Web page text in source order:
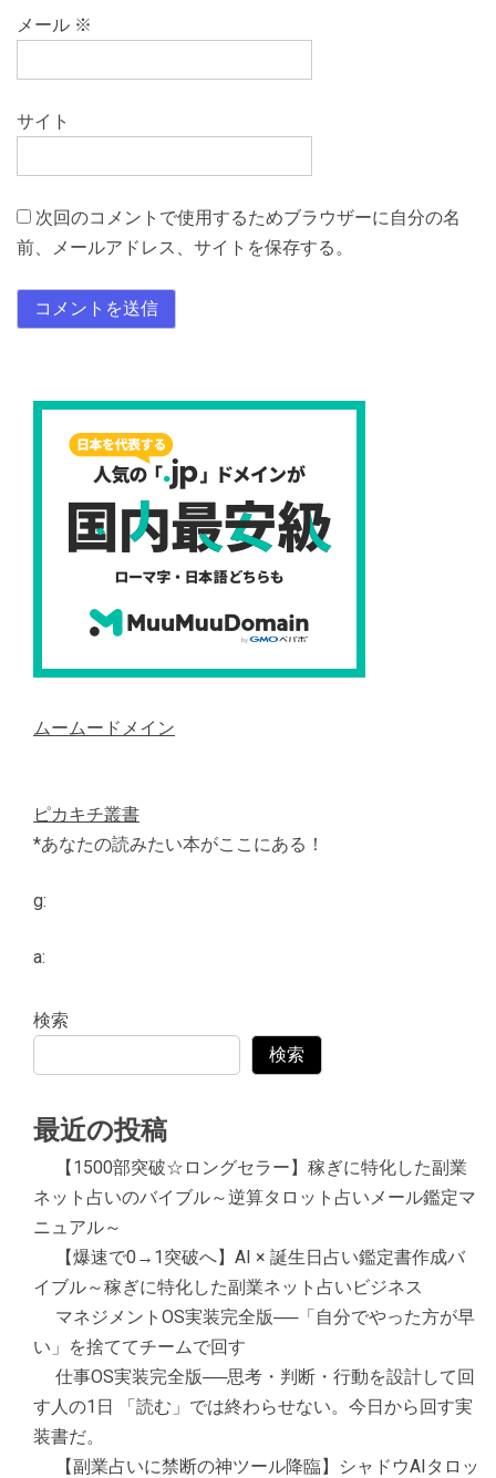
メール ※
サイト
次回のコメントで使用するためブラウザーに自分の名
前、メールアドレス、サイトを保存する。
ムームードメイン
ピカキチ叢書
*あなたの読みたい本がここにある！
g:
a:
検索
検索
最近の投稿
【1500部突破☆ロングセラー】稼ぎに特化した副業
ネット占いのバイブル～逆算タロット占いメール鑑定マ
ニュアル～
【爆速で0→1突破へ】AI × 誕生日占い鑑定書作成バ
イブル～稼ぎに特化した副業ネット占いビジネス
マネジメントOS実装完全版──「自分でやった方が早
い」を捨ててチームで回す
仕事OS実装完全版──思考・判断・行動を設計して回
す人の1日 「読む」では終わらせない。今日から回す実
装書だ。
【副業占いに禁断の神ツール降臨】シャドウAIタロッ